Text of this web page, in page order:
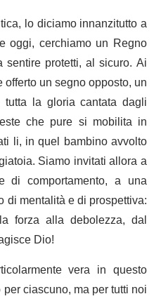
lo diciamo innanzitutto a
oggi, cerchiamo un Regno
protetti, al sicuro. Ai
un segno opposto, un
la gloria cantata dagli
che pure si mobilita in
li, in quel bambino avvolto
Siamo invitati allora a
comportamento, a una
mentalità e di prospettiva:
forza alla debolezza, dal
Dio!
vera in questo
ciascuno, ma per tutti noi